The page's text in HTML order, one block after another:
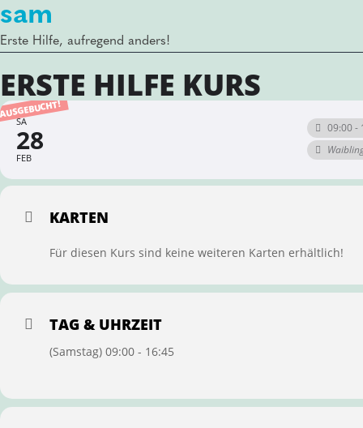
sam
Erste Hilfe, aufregend anders!
ERSTE HILFE KURS
SA
28
FEB
09:00 -
KARTEN
Für diesen Kurs sind keine weiteren Karten erhältlich!
TAG & UHRZEIT
(Samstag) 09:00 - 16:45